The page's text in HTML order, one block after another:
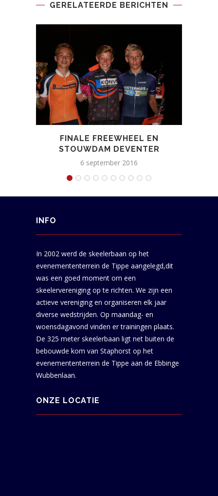
GERELATEERDE BERICHTEN
FINALE FREEWHEEL EN
STOUWDAM DEVENTER
6 september 2016
INFO
In 2002 werd de skeelerbaan op het
evenemententerrein de Tippe aangelegd,dit
was een goed moment om een
skeelervereniging op te richten. We zijn een
actieve vereniging en organiseren elk jaar
diverse wedstrijden. Op maandag- en
woensdagavond vinden er trainingen plaats.
De 325 meter skeelerbaan ligt net buiten de
bebouwde kom van Staphorst op het
evenemententerrein de Tippe aan de Ebbinge
Wubbenlaan.
ONZE LOCATIE